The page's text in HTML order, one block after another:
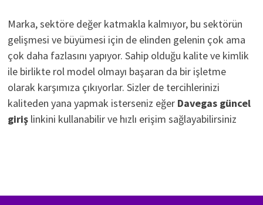
Marka, sektöre değer katmakla kalmıyor, bu sektörün
gelişmesi ve büyümesi için de elinden gelenin çok ama
çok daha fazlasını yapıyor. Sahip olduğu kalite ve kimlik
ile birlikte rol model olmayı başaran da bir işletme
olarak karşımıza çıkıyorlar. Sizler de tercihlerinizi
kaliteden yana yapmak isterseniz eğer Davegas güncel
giriş linkini kullanabilir ve hızlı erişim sağlayabilirsiniz